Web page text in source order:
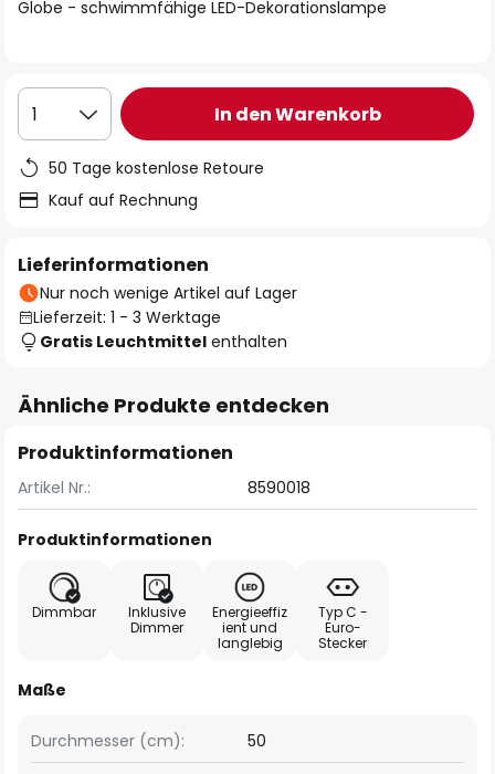
Globe - schwimmfähige LED-Dekorationslampe
1 In den Warenkorb
50 Tage kostenlose Retoure
Kauf auf Rechnung
Lieferinformationen
Nur noch wenige Artikel auf Lager
Lieferzeit: 1 - 3 Werktage
Gratis Leuchtmittel enthalten
Ähnliche Produkte entdecken
Produktinformationen
Artikel Nr.: 8590018
Produktinformationen
Dimmbar
Inklusive
Dimmer
Energieeffiz
ient und
langlebig
Typ C -
Euro-
Stecker
Maße
Durchmesser (cm): 50